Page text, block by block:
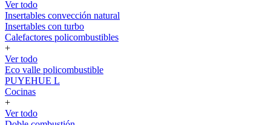
Ver todo
Insertables convección natural
Insertables con turbo
Calefactores policombustibles
+
Ver todo
Eco valle policombustible
PUYEHUE L
Cocinas
+
Ver todo